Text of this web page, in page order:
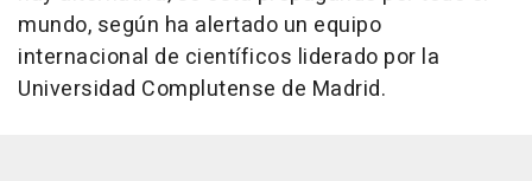
mundo, según ha alertado un equipo
internacional de científicos liderado por la
Universidad Complutense de Madrid.